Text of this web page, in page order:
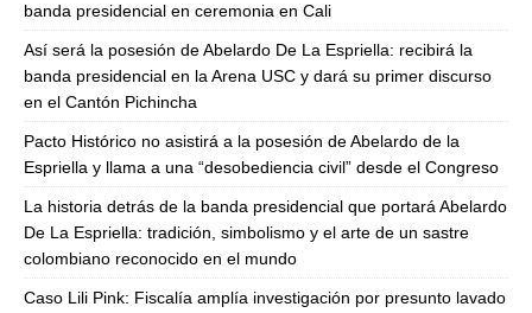
banda presidencial en ceremonia en Cali
Así será la posesión de Abelardo De La Espriella: recibirá la
banda presidencial en la Arena USC y dará su primer discurso
en el Cantón Pichincha
Pacto Histórico no asistirá a la posesión de Abelardo de la
Espriella y llama a una “desobediencia civil” desde el Congreso
La historia detrás de la banda presidencial que portará Abelardo
De La Espriella: tradición, simbolismo y el arte de un sastre
colombiano reconocido en el mundo
Caso Lili Pink: Fiscalía amplía investigación por presunto lavado